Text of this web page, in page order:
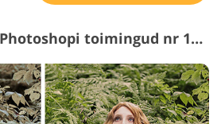
Instagrami filter Photoshopi toimingud nr 10 "Ivory"